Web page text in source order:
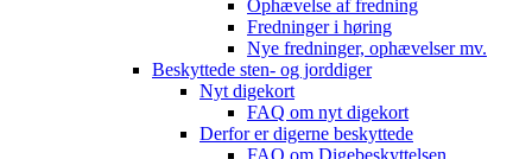
Ophævelse af fredning
Fredninger i høring
Nye fredninger, ophævelser mv.
Beskyttede sten- og jorddiger
Nyt digekort
FAQ om nyt digekort
Derfor er digerne beskyttede
FAQ om Digebeskyttelsen